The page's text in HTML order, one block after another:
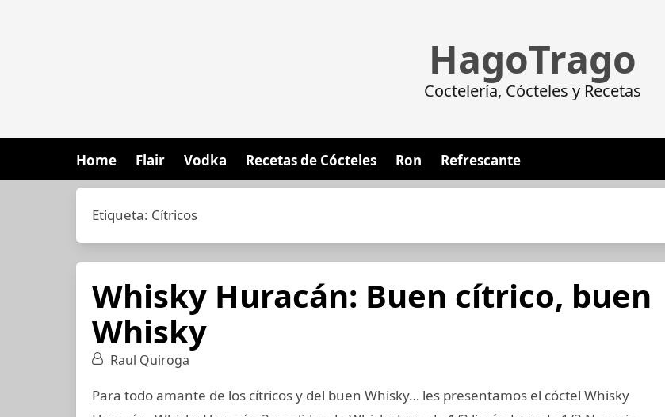
HagoTrago
Coctelería, Cócteles y Recetas
Home Flair Vodka Recetas de Cócteles Ron Refrescante
Etiqueta: Cítricos
Whisky Huracán: Buen cítrico, buen
Whisky
Raul Quiroga
Para todo amante de los cítricos y del buen Whisky… les presentamos el cóctel Whisky